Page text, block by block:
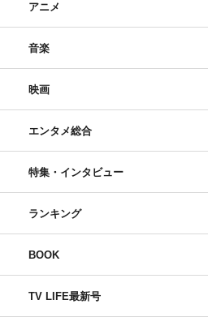
アニメ
音楽
映画
エンタメ総合
特集・インタビュー
ランキング
BOOK
TV LIFE最新号